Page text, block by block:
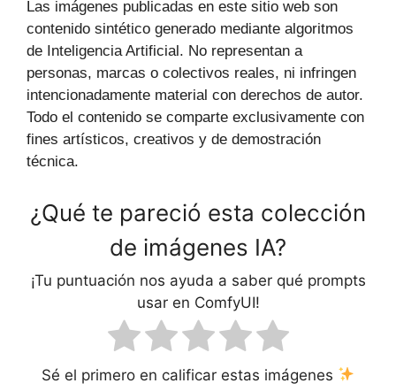
Las imágenes publicadas en este sitio web son
contenido sintético generado mediante algoritmos
de Inteligencia Artificial. No representan a
personas, marcas o colectivos reales, ni infringen
intencionadamente material con derechos de autor.
Todo el contenido se comparte exclusivamente con
fines artísticos, creativos y de demostración
técnica.
¿Qué te pareció esta colección
de imágenes IA?
¡Tu puntuación nos ayuda a saber qué prompts
usar en ComfyUI!
Sé el primero en calificar estas imágenes